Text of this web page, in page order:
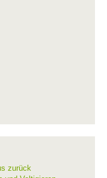
zurück